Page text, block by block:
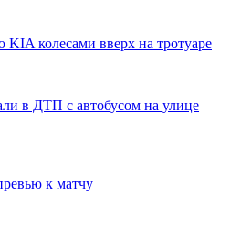
колесами вверх на тротуаре
в ДТП с автобусом на улице
к матчу